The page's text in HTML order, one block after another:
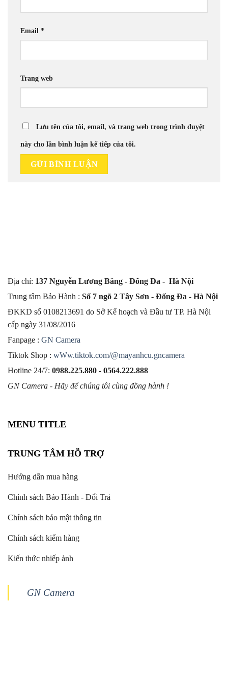
Email *
Trang web
Lưu tên của tôi, email, và trang web trong trình duyệt
này cho lần bình luận kế tiếp của tôi.
Địa chỉ: 137 Nguyễn Lương Bằng - Đống Đa - Hà Nội
Trung tâm Bảo Hành : Số 7 ngõ 2 Tây Sơn - Đống Đa - Hà Nội
ĐKKD số 0108213691 do Sở Kế hoạch và Đầu tư TP. Hà Nội
cấp ngày 31/08/2016
Fanpage : GN Camera
Tiktok Shop : wWw.tiktok.com/@mayanhcu.gncamera
Hotline 24/7: 0988.225.880 - 0564.222.888
GN Camera - Hãy để chúng tôi cùng đồng hành !
MENU TITLE
TRUNG TÂM HỖ TRỢ
Hướng dẫn mua hàng
Chính sách Bảo Hành - Đổi Trả
Chính sách bảo mật thông tin
Chính sách kiểm hàng
Kiến thức nhiếp ảnh
GN Camera